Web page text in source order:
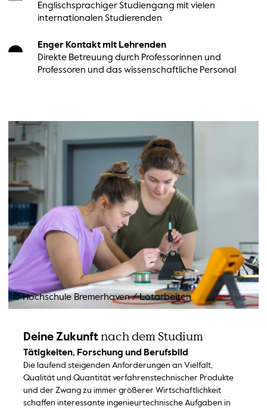
Englischsprachiger Studiengang mit vielen
internationalen Studierenden
Enger Kontakt mit Lehrenden
Direkte Betreuung durch Professorinnen und
Professoren und das wissenschaftliche Personal
© Hochschule Bremerhaven/Lötarbeiten
Deine Zukunft nach dem Studium
Tätigkeiten, Forschung und Berufsbild
Die laufend steigenden Anforderungen an Vielfalt,
Qualität und Quantität verfahrenstechnischer Produkte
und der Zwang zu immer größerer Wirtschaftlichkeit
schaffen interessante ingenieurtechnische Aufgaben in